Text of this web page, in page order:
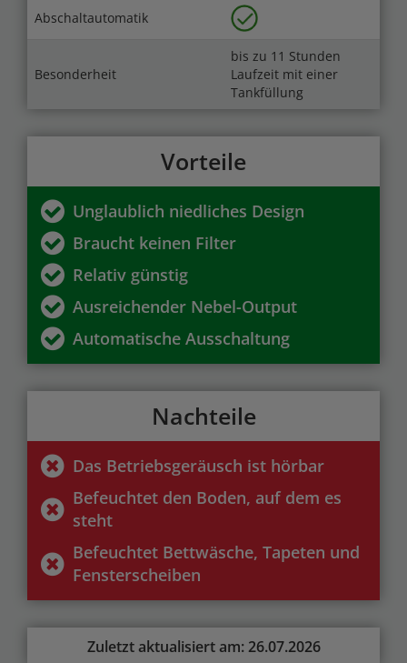
Abschaltautomatik
Besonderheit
bis zu 11 Stunden
Laufzeit mit einer
Tankfüllung
Vorteile
Unglaublich niedliches Design
Braucht keinen Filter
Relativ günstig
Ausreichender Nebel-Output
Automatische Ausschaltung
Nachteile
Das Betriebsgeräusch ist hörbar
Befeuchtet den Boden, auf dem es
steht
Befeuchtet Bettwäsche, Tapeten und
Fensterscheiben
Zuletzt aktualisiert am: 26.07.2026